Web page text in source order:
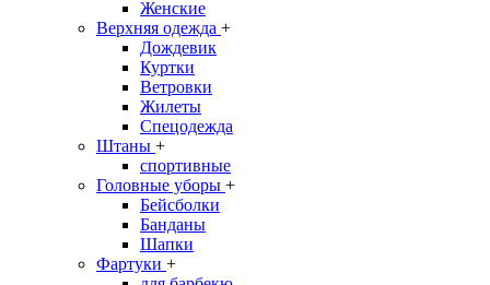
Женские
Верхняя одежда +
Дождевик
Куртки
Ветровки
Жилеты
Спецодежда
Штаны +
спортивные
Головные уборы +
Бейсболки
Банданы
Шапки
Фартуки +